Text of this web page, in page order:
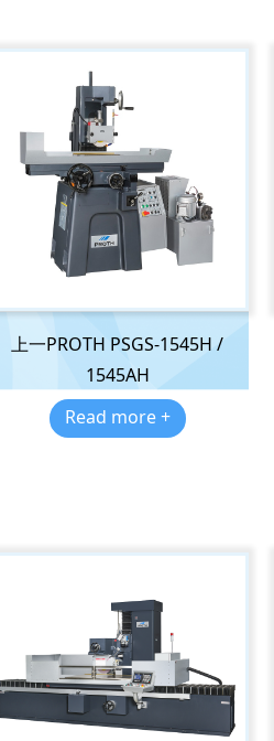
上一PROTH PSGS-1545H /
1545AH
Read more +